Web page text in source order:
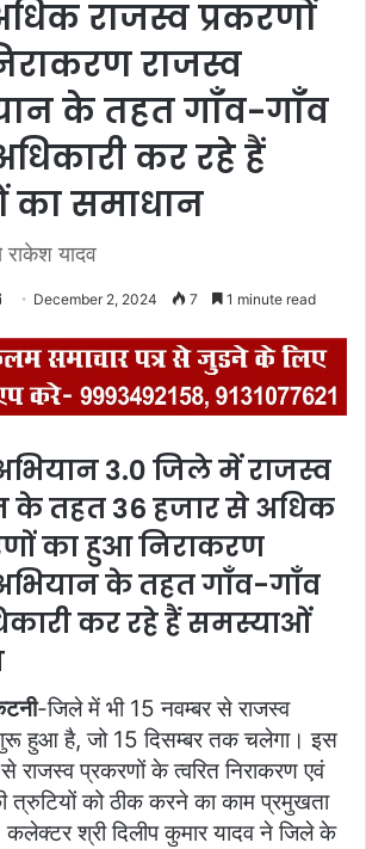
राजस्व प्रकरणों
राजस्व
के तहत गाँव-गाँव
कर रहे हैं
समाधान
यादव
n
d
a
e
m
l
December 2, 2024 7 1 minute read
3.0 जिले में राजस्व
के तहत 36 हजार से अधिक
का हुआ निराकरण
के तहत गाँव-गाँव
कर रहे हैं समस्याओं
-जिले में भी 15 नवम्बर से राजस्व
हुआ है, जो 15 दिसम्बर तक चलेगा। इस
राजस्व प्रकरणों के त्वरित निराकरण एवं
त्रुटियों को ठीक करने का काम प्रमुखता
कलेक्टर श्री दिलीप कुमार यादव ने जिले के